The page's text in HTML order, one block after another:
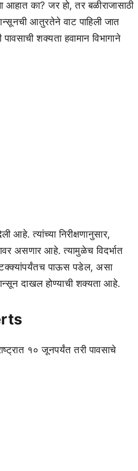
का? जर हो, तर बळीराजासाठी
आतुरतेने वाट पाहिली जात
शक्यता हवामान विभागाने
आहे. त्यांच्या निरीक्षणानुसार,
असणार आहे. त्यामुळेच विदर्भात
पाऊस पडेल, असा
दाखल होण्याची शक्यता आहे.
१० जूनपर्यंत तरी पावसाचे